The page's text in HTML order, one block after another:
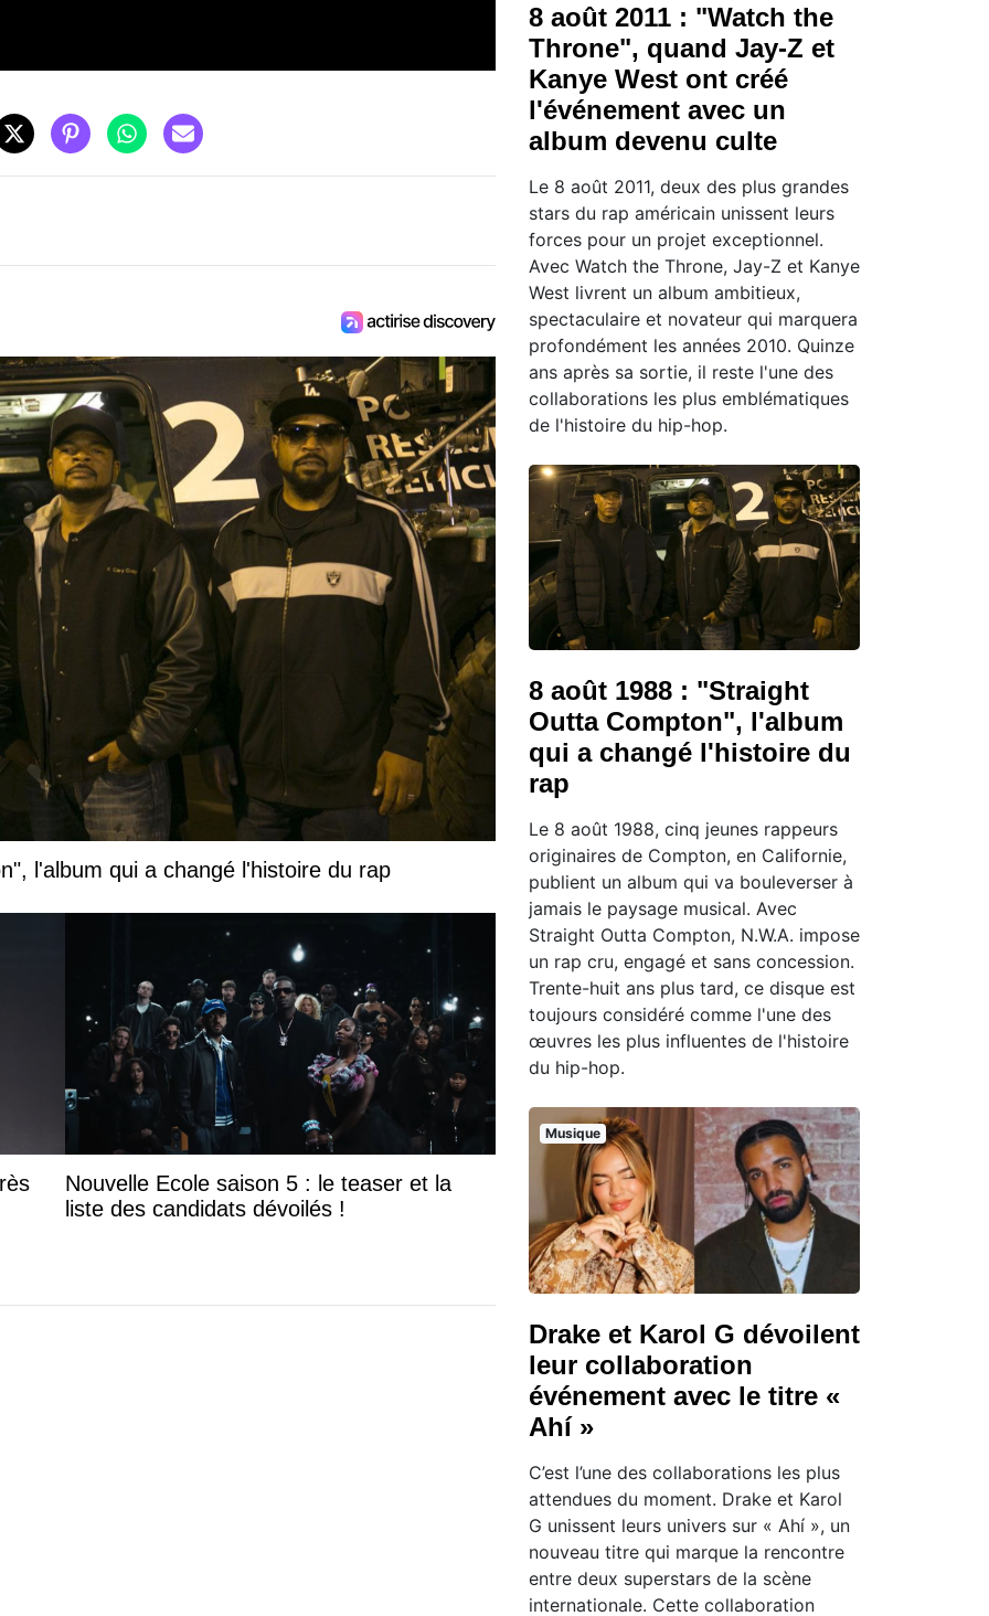
l'album qui a changé l'histoire du rap
Nouvelle Ecole saison 5 : le teaser et la
liste des candidats dévoilés !
8 août 2011 : "Watch the
Throne", quand Jay-Z et
Kanye West ont créé
l'événement avec un
album devenu culte
Le 8 août 2011, deux des plus grandes
stars du rap américain unissent leurs
forces pour un projet exceptionnel.
Avec Watch the Throne, Jay-Z et Kanye
West livrent un album ambitieux,
spectaculaire et novateur qui marquera
profondément les années 2010. Quinze
ans après sa sortie, il reste l'une des
collaborations les plus emblématiques
de l'histoire du hip-hop.
8 août 1988 : "Straight
Outta Compton", l'album
qui a changé l'histoire du
rap
Le 8 août 1988, cinq jeunes rappeurs
originaires de Compton, en Californie,
publient un album qui va bouleverser à
jamais le paysage musical. Avec
Straight Outta Compton, N.W.A. impose
un rap cru, engagé et sans concession.
Trente-huit ans plus tard, ce disque est
toujours considéré comme l'une des
œuvres les plus influentes de l'histoire
du hip-hop.
Musique
Drake et Karol G dévoilent
leur collaboration
événement avec le titre «
Ahí »
C’est l’une des collaborations les plus
attendues du moment. Drake et Karol
G unissent leurs univers sur « Ahí », un
nouveau titre qui marque la rencontre
entre deux superstars de la scène
internationale. Cette collaboration